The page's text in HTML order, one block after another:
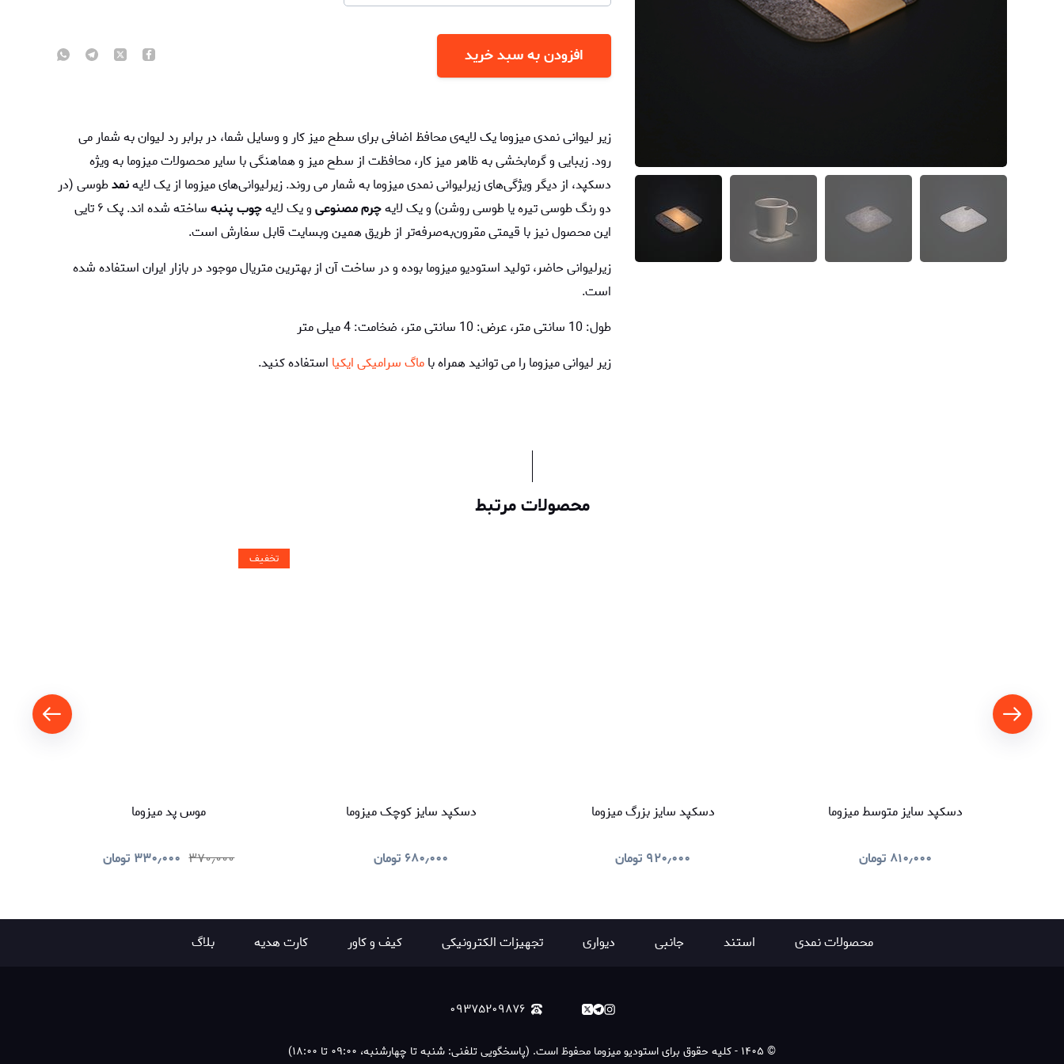
افزودن به سبد خرید
زیر لیوانی نمدی میزوما یک لایه‌ی محافظ اضافی برای سطح میز کار و وسایل شما، در برابر رد لیوان به شمار می
رود. زیبایی و گرمابخشی به ظاهر میز کار، محافظت از سطح میز و هماهنگی با سایر محصولات میزوما به ویژه
دسکپد، از دیگر ویژگی‌های زیرلیوانی نمدی میزوما به شمار می روند. زیرلیوانی‌های میزوما از یک لایهنمدطوسی (در
دو رنگ طوسی تیره یا طوسی روشن) و یک لایهچرم مصنوعیو یک لایهچوب پنبه
ساخته شده اند. پک ۶ تایی
این محصول نیز با قیمتی مقرون‌به‌صرفه‌تر از طریق همین وبسایت قابل سفارش است.
زیرلیوانی حاضر، تولید استودیو میزوما بوده و در ساخت آن از بهترین متریال موجود در بازار ایران استفاده شده
است.
طول: 10 سانتی متر، عرض: 10 سانتی متر، ضخامت: 4 میلی متر
زیر لیوانی میزوما را می توانید همراه باماگ سرامیکی ایکیا استفاده کنید.
محصولات مرتبط
دسکپد سایز متوسط میزوما
۸۱۰٫۰۰۰ تومان
دسکپد سایز بزرگ میزوما
۹۲۰٫۰۰۰ تومان
دسکپد سایز کوچک میزوما
۶۸۰٫۰۰۰ تومان
تخفیف
موس پد میزوما
۳۷۰٫۰۰۰ ۳۳۰٫۰۰۰ تومان
محصولات نمدی استند جانبی دیواری تجهیزات الکترونیکی کیف و کاور کارت هدیه بلاگ
۰۹۳۷۵۲۰۹۸۷۶
© ۱۴۰۵ -کلیه حقوق برای استودیو میزوما محفوظ است. (پاسخگویی تلفنی: شنبه تا چهارشنبه، ۰۹:۰۰ تا ۱۸:۰۰)